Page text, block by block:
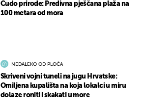
Čudo prirode: Predivna pješčana plaža na
100 metara od mora
NEDALEKO OD PLOČA
Skriveni vojni tuneli na jugu Hrvatske:
Omiljena kupališta na koja lokalci u miru
dolaze roniti i skakati u more